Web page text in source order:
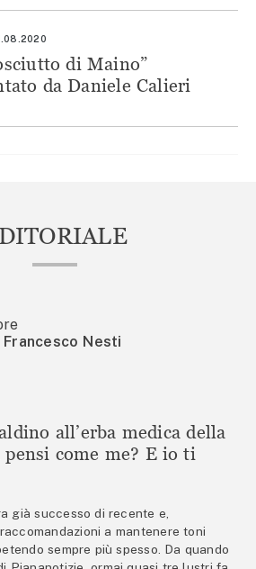
di Maino”
da Daniele Calieri
Francesco Nesti
all’erba medica della
come me? E io ti
già successo di recente e,
a mantenere toni
sempre più spesso. Da quando